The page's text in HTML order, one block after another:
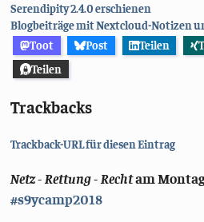
Serendipity 2.4.0 erschienen
Blogbeiträge mit Nextcloud-Notizen
Toot
Post Teilen
Teilen
Trackbacks
Trackback-URL für diesen Eintrag
Netz - Rettung - Rechtam
#s9ycamp2018